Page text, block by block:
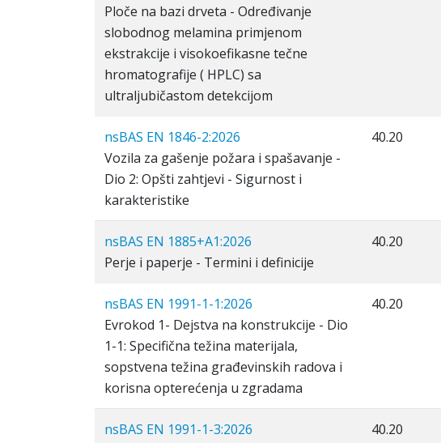
Ploče na bazi drveta - Određivanje
slobodnog melamina primjenom
ekstrakcije i visokoefikasne tečne
hromatografije ( HPLC) sa
ultraljubičastom detekcijom
nsBAS EN 1846-2:2026
Vozila za gašenje požara i spašavanje -
Dio 2: Opšti zahtjevi - Sigurnost i
karakteristike
40.20
nsBAS EN 1885+A1:2026
Perje i paperje - Termini i definicije
40.20
nsBAS EN 1991-1-1:2026
Evrokod 1- Dejstva na konstrukcije - Dio
1-1: Specifična težina materijala,
sopstvena težina građevinskih radova i
korisna opterećenja u zgradama
40.20
nsBAS EN 1991-1-3:2026
40.20